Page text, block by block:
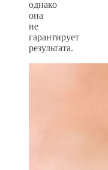
однако
она
не
гарантирует
результата.